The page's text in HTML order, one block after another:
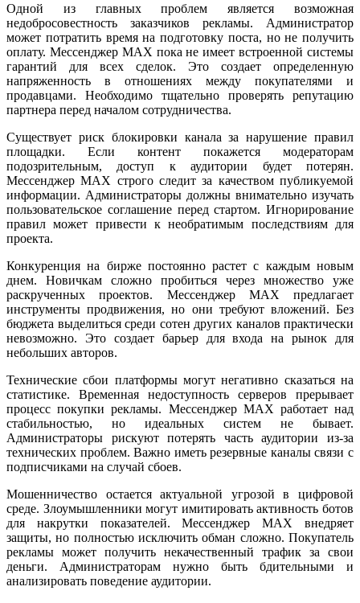
Одной из главных проблем является возможная
недобросовестность заказчиков рекламы. Администратор
может потратить время на подготовку поста, но не получить
оплату. Мессенджер MAX пока не имеет встроенной системы
гарантий для всех сделок. Это создает определенную
напряженность в отношениях между покупателями и
продавцами. Необходимо тщательно проверять репутацию
партнера перед началом сотрудничества.
Существует риск блокировки канала за нарушение правил
площадки. Если контент покажется модераторам
подозрительным, доступ к аудитории будет потерян.
Мессенджер MAX строго следит за качеством публикуемой
информации. Администраторы должны внимательно изучать
пользовательское соглашение перед стартом. Игнорирование
правил может привести к необратимым последствиям для
проекта.
Конкуренция на бирже постоянно растет с каждым новым
днем. Новичкам сложно пробиться через множество уже
раскрученных проектов. Мессенджер MAX предлагает
инструменты продвижения, но они требуют вложений. Без
бюджета выделиться среди сотен других каналов практически
невозможно. Это создает барьер для входа на рынок для
небольших авторов.
Технические сбои платформы могут негативно сказаться на
статистике. Временная недоступность серверов прерывает
процесс покупки рекламы. Мессенджер MAX работает над
стабильностью, но идеальных систем не бывает.
Администраторы рискуют потерять часть аудитории из-за
технических проблем. Важно иметь резервные каналы связи с
подписчиками на случай сбоев.
Мошенничество остается актуальной угрозой в цифровой
среде. Злоумышленники могут имитировать активность ботов
для накрутки показателей. Мессенджер MAX внедряет
защиты, но полностью исключить обман сложно. Покупатель
рекламы может получить некачественный трафик за свои
деньги. Администраторам нужно быть бдительными и
анализировать поведение аудитории.